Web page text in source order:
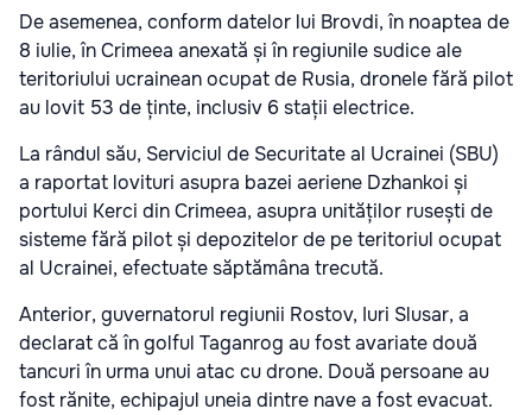
De asemenea, conform datelor lui Brovdi, în noaptea de
8 iulie, în Crimeea anexată și în regiunile sudice ale
teritoriului ucrainean ocupat de Rusia, dronele fără pilot
au lovit 53 de ținte, inclusiv 6 stații electrice.
La rândul său, Serviciul de Securitate al Ucrainei (SBU)
a raportat lovituri asupra bazei aeriene Dzhankoi și
portului Kerci din Crimeea, asupra unităților rusești de
sisteme fără pilot și depozitelor de pe teritoriul ocupat
al Ucrainei, efectuate săptămâna trecută.
Anterior, guvernatorul regiunii Rostov, Iuri Slusar, a
declarat că în golful Taganrog au fost avariate două
tancuri în urma unui atac cu drone. Două persoane au
fost rănite, echipajul uneia dintre nave a fost evacuat.